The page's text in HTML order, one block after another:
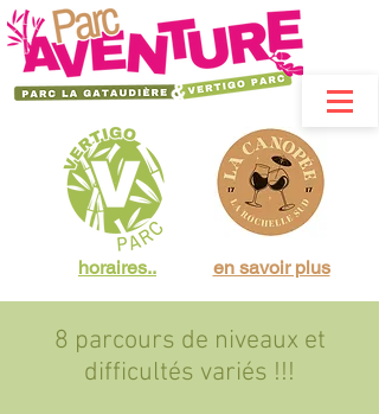
horaires.. en savoir plus
8 parcours de niveaux et
difficultés variés !!!